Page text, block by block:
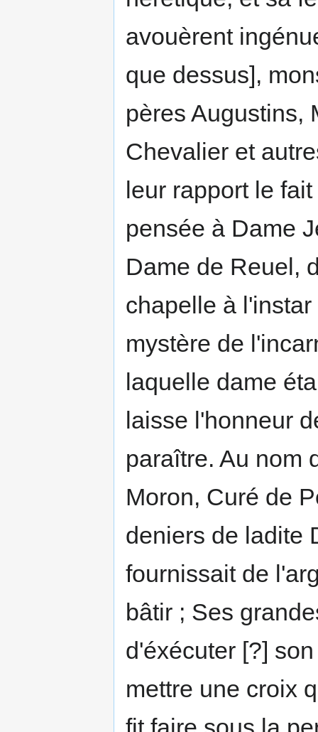
avouèrent
que dessus],
pères Augustins,
Chevalier et
leur rapport le
pensée à Dame
Dame de Reuel,
chapelle à
mystère de
laquelle dame
laisse l'honneur
paraître. Au nom
Moron, Curé de
deniers de ladite
fournissait de
bâtir ; Ses
d'éxécuter [?]
mettre une croix